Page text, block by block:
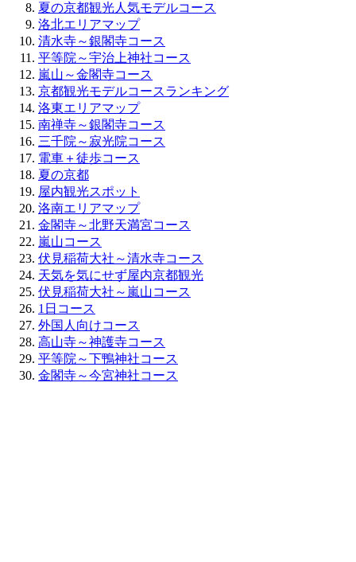
夏の京都観光人気モデルコース
洛北エリアマップ
清水寺～銀閣寺コース
平等院～宇治上神社コース
嵐山～金閣寺コース
京都観光モデルコースランキング
洛東エリアマップ
南禅寺～銀閣寺コース
三千院～寂光院コース
電車＋徒歩コース
夏の京都
屋内観光スポット
洛南エリアマップ
金閣寺～北野天満宮コース
嵐山コース
伏見稲荷大社～清水寺コース
天気を気にせず屋内京都観光
伏見稲荷大社～嵐山コース
1日コース
外国人向けコース
高山寺～神護寺コース
平等院～下鴨神社コース
金閣寺～今宮神社コース